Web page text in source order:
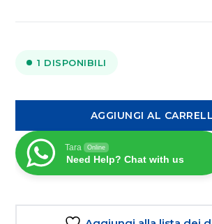
1 DISPONIBILI
Rum
Nero
1L
AGGIUNGI AL
Tara Online
Need Help? Chat with us